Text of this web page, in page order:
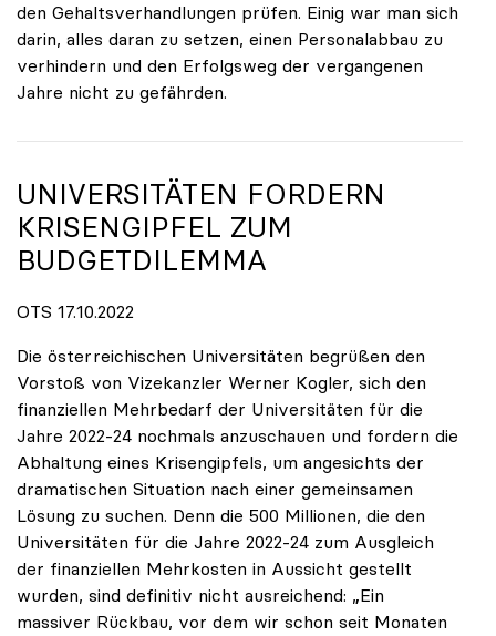
den Gehaltsverhandlungen prüfen. Einig war man sich
darin, alles daran zu setzen, einen Personalabbau zu
verhindern und den Erfolgsweg der vergangenen
Jahre nicht zu gefährden.
UNIVERSITÄTEN FORDERN
KRISENGIPFEL ZUM
BUDGETDILEMMA
OTS 17.10.2022
Die österreichischen Universitäten begrüßen den
Vorstoß von Vizekanzler Werner Kogler, sich den
finanziellen Mehrbedarf der Universitäten für die
Jahre 2022-24 nochmals anzuschauen und fordern die
Abhaltung eines Krisengipfels, um angesichts der
dramatischen Situation nach einer gemeinsamen
Lösung zu suchen. Denn die 500 Millionen, die den
Universitäten für die Jahre 2022-24 zum Ausgleich
der finanziellen Mehrkosten in Aussicht gestellt
wurden, sind definitiv nicht ausreichend: „Ein
massiver Rückbau, vor dem wir schon seit Monaten